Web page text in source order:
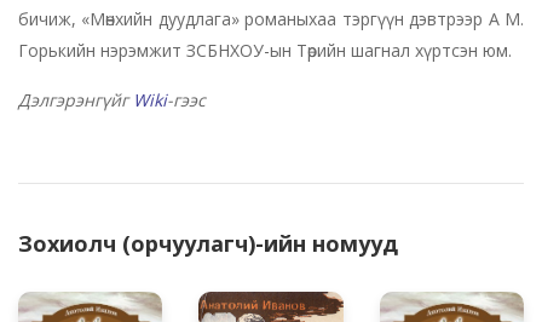
бичиж, «Мөнхийн дуудлага» романыхаа тэргүүн дэвтрээр А М.
Горькийн нэрэмжит ЗСБНХОУ-ын Төрийн шагнал хүртсэн юм.
Дэлгэрэнгүйг Wiki-гээс
Зохиолч (орчуулагч)-ийн номууд